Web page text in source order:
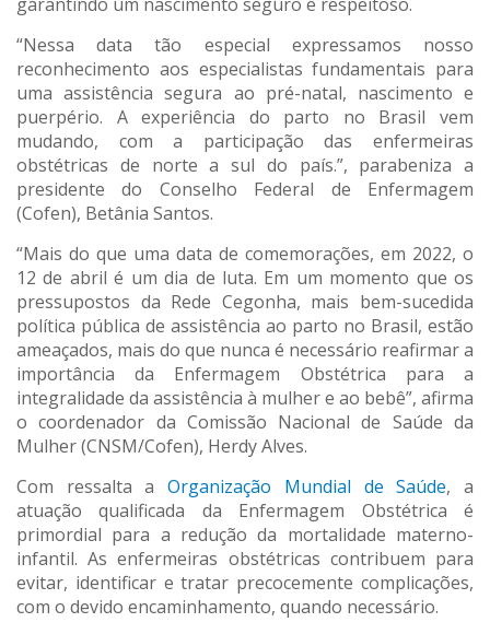
garantindo um nascimento seguro e respeitoso.
“Nessa data tão especial expressamos nosso
reconhecimento aos especialistas fundamentais para
uma assistência segura ao pré-natal, nascimento e
puerpério. A experiência do parto no Brasil vem
mudando, com a participação das enfermeiras
obstétricas de norte a sul do país.”, parabeniza a
presidente do Conselho Federal de Enfermagem
(Cofen), Betânia Santos.
“Mais do que uma data de comemorações, em 2022, o
12 de abril é um dia de luta. Em um momento que os
pressupostos da Rede Cegonha, mais bem-sucedida
política pública de assistência ao parto no Brasil, estão
ameaçados, mais do que nunca é necessário reafirmar a
importância da Enfermagem Obstétrica para a
integralidade da assistência à mulher e ao bebê”, afirma
o coordenador da Comissão Nacional de Saúde da
Mulher (CNSM/Cofen), Herdy Alves.
Com ressalta aOrganização Mundial de Saúde, a
atuação qualificada da Enfermagem Obstétrica é
primordial para a redução da mortalidade materno-
infantil. As enfermeiras obstétricas contribuem para
evitar, identificar e tratar precocemente complicações,
com o devido encaminhamento, quando necessário.